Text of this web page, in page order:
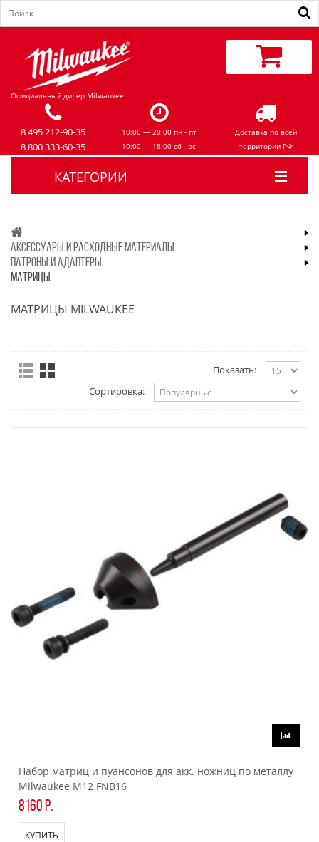
Официальный дилер Milwaukee
8 495 212-90-35
8 800 333-60-35
10:00 — 20:00 пн - пт
10:00 — 18:00 сб - вс
Доставка по всей
территории РФ
КАТЕГОРИИ
АКСЕССУАРЫ И РАСХОДНЫЕ МАТЕРИАЛЫ
ПАТРОНЫ И АДАПТЕРЫ
МАТРИЦЫ
МАТРИЦЫ MILWAUKEE
Показать:
Сортировка:
Набор матриц и пуансонов для акк. ножниц по металлу
Milwaukee M12 FNB16
8160 р.
КУПИТЬ